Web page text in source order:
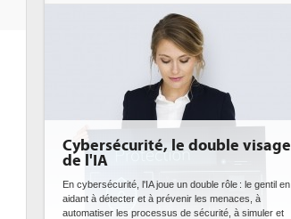
Cybersécurité, le double visage
de l'IA
En cybersécurité, l'IA joue un double rôle : le gentil en
aidant à détecter et à prévenir les menaces, à
automatiser les processus de sécurité, à simuler et